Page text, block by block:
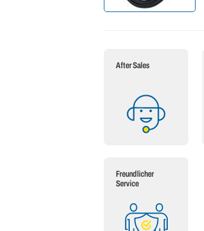
After Sales
Freundlicher
Service